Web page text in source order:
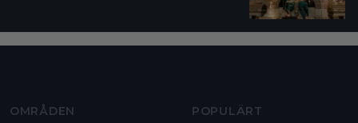
OMRÅDEN POPULÄRT